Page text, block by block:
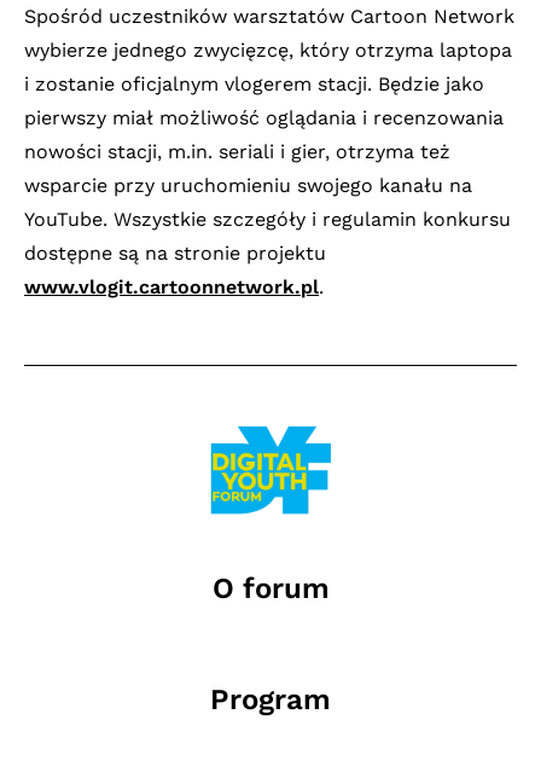
Spośród uczestników warsztatów Cartoon Network
wybierze jednego zwycięzcę, który otrzyma laptopa
i zostanie oficjalnym vlogerem stacji. Będzie jako
pierwszy miał możliwość oglądania i recenzowania
nowości stacji, m.in. seriali i gier, otrzyma też
wsparcie przy uruchomieniu swojego kanału na
YouTube. Wszystkie szczegóły i regulamin konkursu
dostępne są na stronie projektu
www.vlogit.cartoonnetwork.pl.
O forum
Program